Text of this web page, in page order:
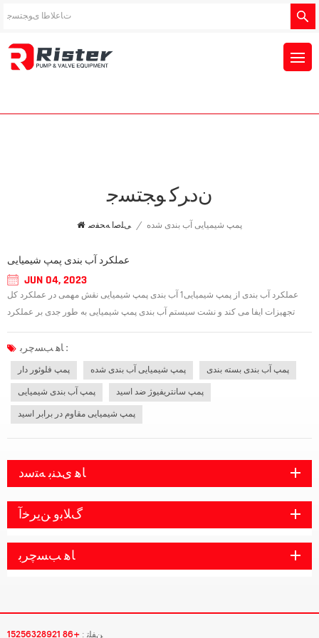
ﻥﺩﺮﮐ ﻮﺠﺘﺴﺟ
ﯽﻠﺻﺍ ﻪﺤﻔﺻ / پمپ شیمیایی آب بندی شده
عملکرد آب بندی پمپ شیمیایی
JUN 04, 2023
عملکرد آب بندی از پمپ شیمیایی1 آب بندی پمپ شیمیایی نقش مهمی در عملکرد کل
تجهیزات ایفا می کند و نشت سیستم آب بندی پمپ شیمیایی به طور جدی بر عملکرد
ﺎﻫ ﺐﺴﭼﺮﺑ :
پمپ فلوئور دار پمپ شیمیایی آب بندی شده پمپ آب بندی بسته بندی
پمپ آب بندی شیمیایی پمپ سانتریفیوژ ضد اسید
پمپ شیمیایی مقاوم در برابر اسید
ﺎﻫ ﯼﺪﻨﺑ ﻪﺘﺳﺩ
ﮒﻼ ﺑﻭ ﻦﯾﺮﺧﺁ
ﺎﻫ ﺐﺴﭼﺮﺑ
ﻦﻔﻠﺗ : +86 15256328921